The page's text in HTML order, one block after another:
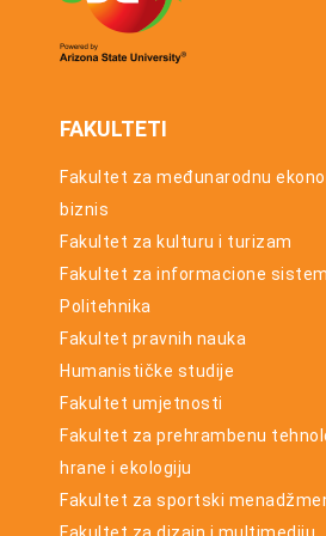
2026/27.
godinu
FAKULTETI
Fakultet za međunarodnu
biznis
Fakultet za kulturu i turizam
Fakultet za informacione
Politehnika
Fakultet pravnih nauka
Humanističke studije
Fakultet umjetnosti
Fakultet za prehrambenu
hrane i ekologiju
Fakultet za sportski